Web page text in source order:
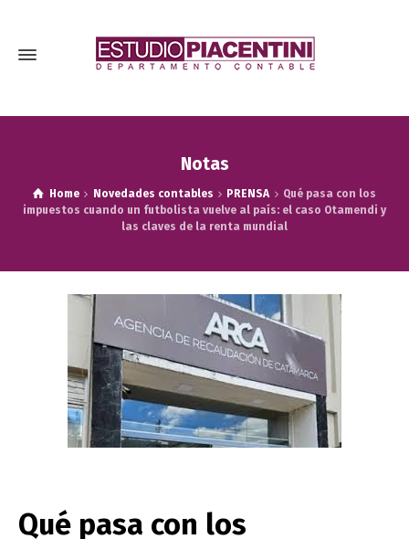
Notas
Home Novedades contables PRENSA
Qué pasa con los
impuestos cuando un futbolista vuelve al país: el caso Otamendi y
las claves de la renta mundial
Qué pasa con los